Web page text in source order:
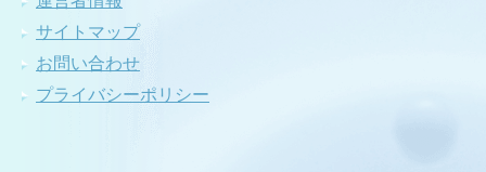
サイトマップ
お問い合わせ
プライバシーポリシー